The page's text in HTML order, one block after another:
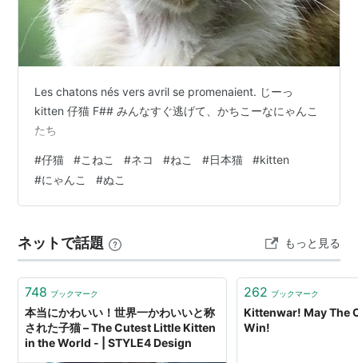
Les chatons nés vers avril se promenaient. じーっ
kitten 仔猫 F## みんなすぐ逃げて、かちこーなにゃんこ
たち
#仔猫 #こねこ #ネコ #ねこ #日本猫 #kitten
#にゃんこ #ぬこ
ネットで話題 もっと見る
748 ブックマーク
本当にかわいい！世界一かわいいと称
された子猫 – The Cutest Little Kitten
in the World - | STYLE4 Design
262 ブックマーク
Kittenwar! May The
Win!